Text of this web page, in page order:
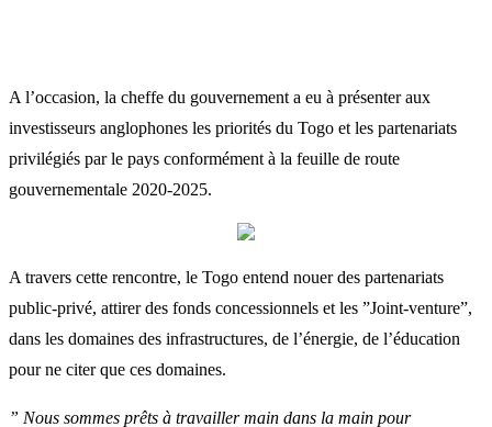
A l’occasion, la cheffe du gouvernement a eu à présenter aux
investisseurs anglophones les priorités du Togo et les partenariats
privilégiés par le pays conformément à la feuille de route
gouvernementale 2020-2025.
A travers cette rencontre, le Togo entend nouer des partenariats
public-privé, attirer des fonds concessionnels et les ”Joint-venture”,
dans les domaines des infrastructures, de l’énergie, de l’éducation
pour ne citer que ces domaines.
” Nous sommes prêts à travailler main dans la main pour